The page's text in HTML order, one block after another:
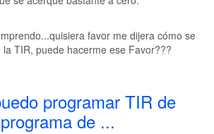
favor me dijera cómo se
TIR, puede hacerme ese Favor???
programar TIR de
de ...